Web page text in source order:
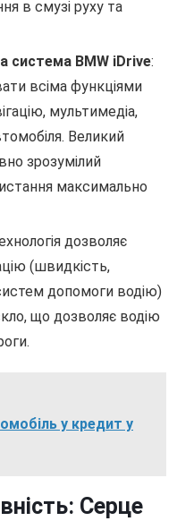
в смузі руху та
система BMW iDrive:
всіма функціями
мультимедіа,
Великий
зрозумілий
максимально
дозволяє
(швидкість,
систем допомоги водію)
що дозволяє водію
у кредит у
Серце